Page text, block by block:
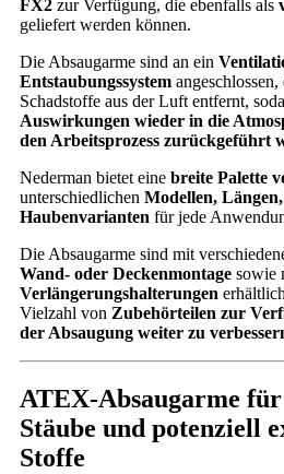
FX2 zur Verfügung, die ebenfalls als
geliefert werden können.
Die Absaugarme sind an ein
Entstaubungssystem angeschlossen,
Schadstoffe aus der Luft entfernt,
Auswirkungen wieder in die
den Arbeitsprozess zurückgeführt
Nederman bietet eine breite Palette
unterschiedlichen Modellen,
Haubenvarianten für jede
Die Absaugarme sind mit
Wand- oder Deckenmontage sowie
Verlängerungshalterungen
Vielzahl von Zubehörteilen zur
der Absaugung weiter zu
ATEX-Absaugarme
Stäube und potenziell
Stoffe